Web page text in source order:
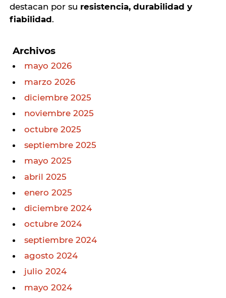
destacan por su resistencia, durabilidad y
fiabilidad.
Archivos
mayo 2026
marzo 2026
diciembre 2025
noviembre 2025
octubre 2025
septiembre 2025
mayo 2025
abril 2025
enero 2025
diciembre 2024
octubre 2024
septiembre 2024
agosto 2024
julio 2024
mayo 2024